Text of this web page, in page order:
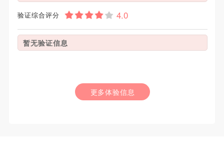
验证综合评分
暂无验证信息
更多体验信息